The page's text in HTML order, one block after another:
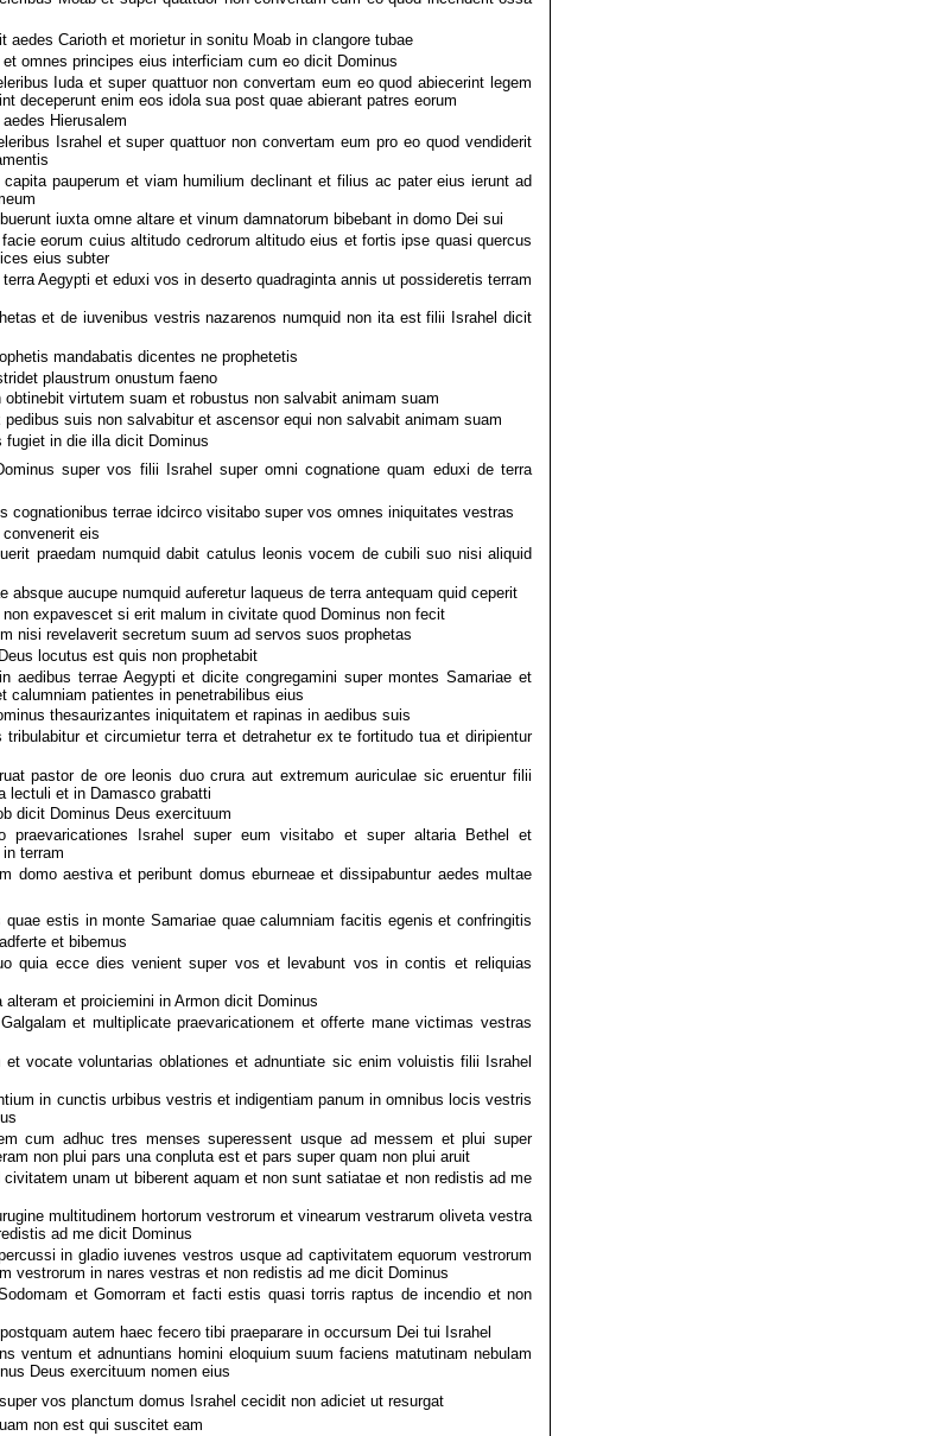
aedes Carioth et morietur in sonitu Moab in clangore tubae
omnes principes eius interficiam cum eo dicit Dominus
Iuda et super quattuor non convertam eum eo quod abiecerint legem
deceperunt enim eos idola sua post quae abierant patres eorum
Hierusalem
Israhel et super quattuor non convertam eum pro eo quod vendiderit
pauperum et viam humilium declinant et filius ac pater eius ierunt ad
iuxta omne altare et vinum damnatorum bibebant in domo Dei sui
eorum cuius altitudo cedrorum altitudo eius et fortis ipse quasi quercus
eius subter
Aegypti et eduxi vos in deserto quadraginta annis ut possideretis terram
et de iuvenibus vestris nazarenos numquid non ita est filii Israhel dicit
mandabatis dicentes ne prophetetis
plaustrum onustum faeno
virtutem suam et robustus non salvabit animam suam
suis non salvabitur et ascensor equi non salvabit animam suam
in die illa dicit Dominus
super vos filii Israhel super omni cognatione quam eduxi de terra
cognationibus terrae idcirco visitabo super vos omnes iniquitates vestras
eis
praedam numquid dabit catulus leonis vocem de cubili suo nisi aliquid
absque aucupe numquid auferetur laqueus de terra antequam quid ceperit
expavescet si erit malum in civitate quod Dominus non fecit
nisi revelaverit secretum suum ad servos suos prophetas
locutus est quis non prophetabit
aedibus terrae Aegypti et dicite congregamini super montes Samariae et
calumniam patientes in penetrabilibus eius
thesaurizantes iniquitatem et rapinas in aedibus suis
tribulabitur et circumietur terra et detrahetur ex te fortitudo tua et diripientur
pastor de ore leonis duo crura aut extremum auriculae sic eruentur filii
lectuli et in Damasco grabatti
dicit Dominus Deus exercituum
praevaricationes Israhel super eum visitabo et super altaria Bethel et
terram
domo aestiva et peribunt domus eburneae et dissipabuntur aedes multae
estis in monte Samariae quae calumniam facitis egenis et confringitis
et bibemus
quia ecce dies venient super vos et levabunt vos in contis et reliquias
et proiciemini in Armon dicit Dominus
et multiplicate praevaricationem et offerte mane victimas vestras
vocate voluntarias oblationes et adnuntiate sic enim voluistis filii Israhel
in cunctis urbibus vestris et indigentiam panum in omnibus locis vestris
cum adhuc tres menses superessent usque ad messem et plui super
non plui pars una conpluta est et pars super quam non plui aruit
unam ut biberent aquam et non sunt satiatae et non redistis ad me
multitudinem hortorum vestrorum et vinearum vestrarum oliveta vestra
ad me dicit Dominus
in gladio iuvenes vestros usque ad captivitatem equorum vestrorum
vestrorum in nares vestras et non redistis ad me dicit Dominus
et Gomorram et facti estis quasi torris raptus de incendio et non
autem haec fecero tibi praeparare in occursum Dei tui Israhel
ventum et adnuntians homini eloquium suum faciens matutinam nebulam
Deus exercituum nomen eius
vos planctum domus Israhel cecidit non adiciet ut resurgat
non est qui suscitet eam